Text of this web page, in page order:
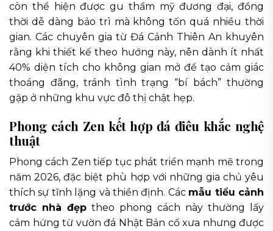
còn thể hiện được gu thẩm mỹ đương đại, đồng
thời dễ dàng bảo trì mà không tốn quá nhiều thời
gian. Các chuyên gia từ Đá Cảnh Thiên An khuyên
rằng khi thiết kế theo hướng này, nên dành ít nhất
40% diện tích cho không gian mở để tạo cảm giác
thoáng đãng, tránh tình trạng “bí bách” thường
gặp ở những khu vực đô thị chật hẹp.
Phong cách Zen kết hợp đá điêu khắc nghệ
thuật
Phong cách Zen tiếp tục phát triển mạnh mẽ trong
năm 2026, đặc biệt phù hợp với những gia chủ yêu
thích sự tĩnh lặng và thiền định. Các mẫu tiểu cảnh
trước nhà đẹp theo phong cách này thường lấy
cảm hứng từ vườn đá Nhật Bản cổ xưa nhưng được